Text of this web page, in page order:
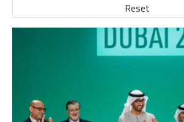
Reset